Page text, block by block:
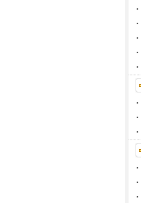
·
·
·
·
·
·
·
·
·
·
·